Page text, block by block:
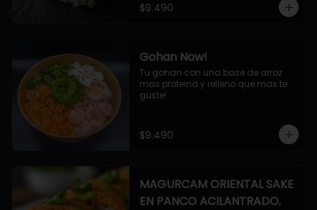
$9.490
Gohan Now!
Tu gohan con una base de arroz
mas proteina y relleno que mas te
guste!
$9.490
MAGURCAM ORIENTAL SAKE
EN PANCO ACILANTRADO.